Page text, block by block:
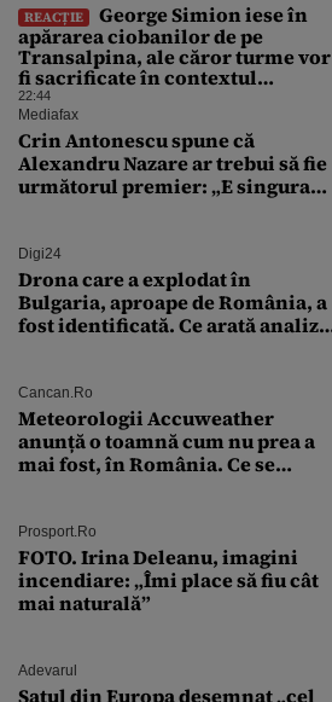
REACȚIE
George Simion iese în
apărarea ciobanilor de pe
Transalpina, ale căror turme vor
fi sacrificate în contextul
focarului de variolă ovină
22:44
Mediafax
Crin Antonescu spune că
Alexandru Nazare ar trebui să fie
următorul premier: „E singura
Digi24
Drona care a explodat în
Bulgaria, aproape de România, a
fost identificată. Ce arată analiza
Cancan.ro
Meteorologii Accuweather
anunță o toamnă cum nu prea a
mai fost, în România. Ce se
București. Pe ce dată ninge
Prosport.ro
FOTO. Irina Deleanu, imagini
incendiare: „Îmi place să fiu cât
mai naturală”
Adevarul
Satul din Europa desemnat „cel